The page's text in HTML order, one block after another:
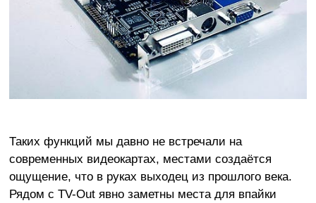
Таких функций мы давно не встречали на
современных видеокартах, местами создаётся
ощущение, что в руках выходец из прошлого века.
Рядом с TV-Out явно заметны места для впайки